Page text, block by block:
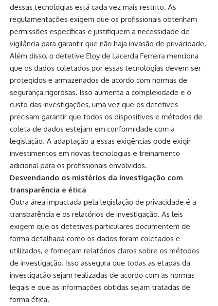
dessas tecnologias está cada vez mais restrito. As
regulamentações exigem que os profissionais obtenham
permissões específicas e justifiquem a necessidade de
vigilância para garantir que não haja invasão de privacidade.
Além disso, o detetive Eloy de Lacerda Ferreira menciona
que os dados coletados por essas tecnologias devem ser
protegidos e armazenados de acordo com normas de
segurança rigorosas. Isso aumenta a complexidade e o
custo das investigações, uma vez que os detetives
precisam garantir que todos os dispositivos e métodos de
coleta de dados estejam em conformidade com a
legislação. A adaptação a essas exigências pode exigir
investimentos em novas tecnologias e treinamento
adicional para os profissionais envolvidos.
Desvendando os mistérios da investigação com
transparência e ética
Outra área impactada pela legislação de privacidade é a
transparência e os relatórios de investigação. As leis
exigem que os detetives particulares documentem de
forma detalhada como os dados foram coletados e
utilizados, e forneçam relatórios claros sobre os métodos
de investigação. Isso assegura que todas as etapas da
investigação sejam realizadas de acordo com as normas
legais e que as informações obtidas sejam tratadas de
forma ética.